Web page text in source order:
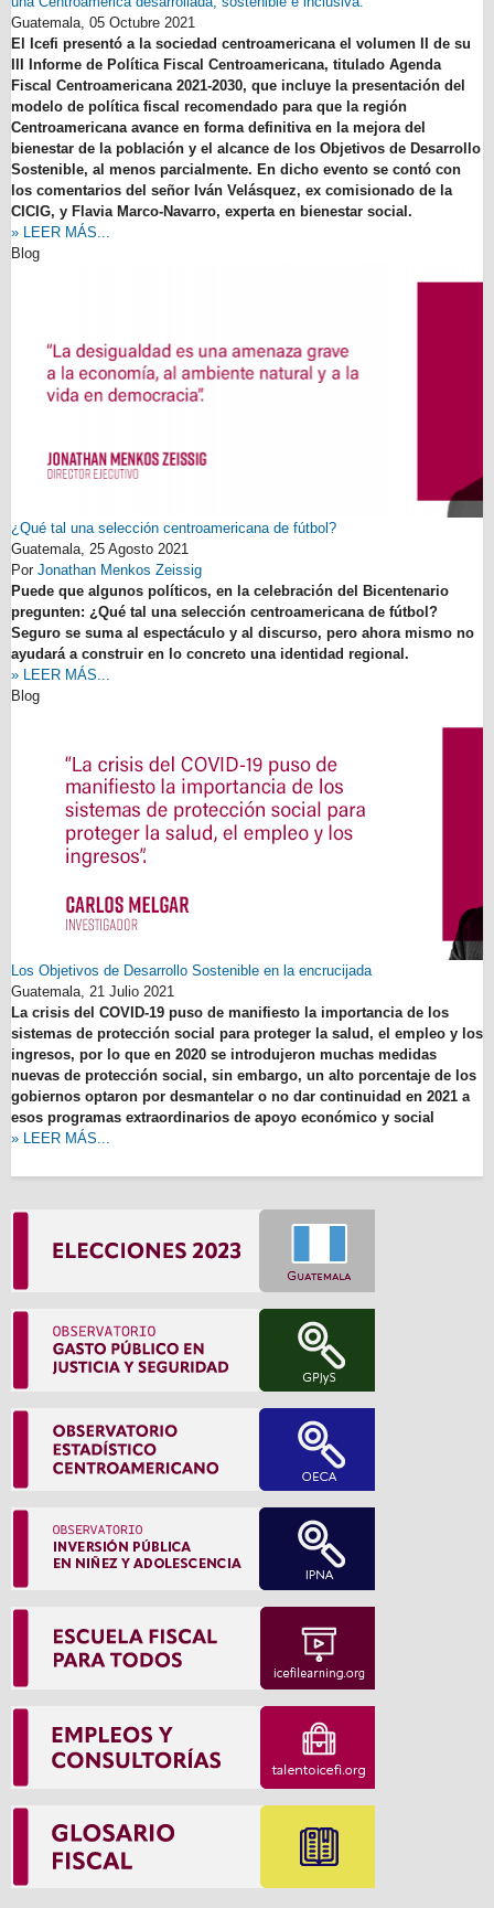
Guatemala, 05 Octubre 2021
El Icefi presentó a la sociedad centroamericana el volumen II de su
III Informe de Política Fiscal Centroamericana, titulado Agenda
Fiscal Centroamericana 2021-2030, que incluye la presentación del
modelo de política fiscal recomendado para que la región
Centroamericana avance en forma definitiva en la mejora del
bienestar de la población y el alcance de los Objetivos de Desarrollo
Sostenible, al menos parcialmente. En dicho evento se contó con
los comentarios del señor Iván Velásquez, ex comisionado de la
CICIG, y Flavia Marco-Navarro, experta en bienestar social.
» LEER MÁS...
Blog
¿Qué tal una selección centroamericana de fútbol?
Guatemala, 25 Agosto 2021
Por Jonathan Menkos Zeissig
Puede que algunos políticos, en la celebración del Bicentenario
pregunten: ¿Qué tal una selección centroamericana de fútbol?
Seguro se suma al espectáculo y al discurso, pero ahora mismo no
ayudará a construir en lo concreto una identidad regional.
» LEER MÁS...
Blog
Los Objetivos de Desarrollo Sostenible en la encrucijada
Guatemala, 21 Julio 2021
La crisis del COVID-19 puso de manifiesto la importancia de los
sistemas de protección social para proteger la salud, el empleo y los
ingresos, por lo que en 2020 se introdujeron muchas medidas
nuevas de protección social, sin embargo, un alto porcentaje de los
gobiernos optaron por desmantelar o no dar continuidad en 2021 a
esos programas extraordinarios de apoyo económico y social
» LEER MÁS...